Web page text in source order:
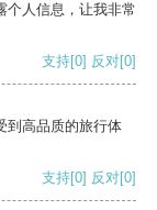
个人信息，让我非常
支持[0] 反对[0]
到高品质的旅行体
支持[0] 反对[0]